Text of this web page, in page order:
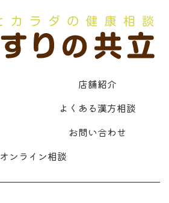
店舗紹介
よくある漢方相談
お問い合わせ
オンライン相談